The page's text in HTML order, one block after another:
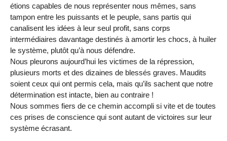
étions capables de nous représenter nous mêmes, sans
tampon entre les puissants et le peuple, sans partis qui
canalisent les idées à leur seul profit, sans corps
intermédiaires davantage destinés à amortir les chocs, à huiler
le système, plutôt qu’à nous défendre.
Nous pleurons aujourd’hui les victimes de la répression,
plusieurs morts et des dizaines de blessés graves. Maudits
soient ceux qui ont permis cela, mais qu’ils sachent que notre
détermination est intacte, bien au contraire !
Nous sommes fiers de ce chemin accompli si vite et de toutes
ces prises de conscience qui sont autant de victoires sur leur
système écrasant.